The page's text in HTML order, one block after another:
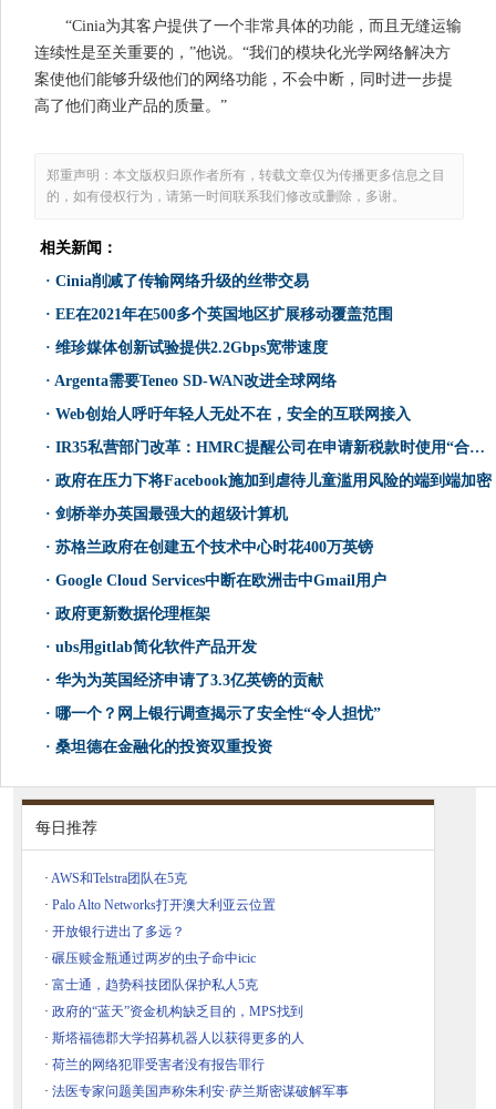
“Cinia为其客户提供了一个非常具体的功能，而且无缝运输
连续性是至关重要的，”他说。“我们的模块化光学网络解决方
案使他们能够升级他们的网络功能，不会中断，同时进一步提
高了他们商业产品的质量。”
郑重声明：本文版权归原作者所有，转载文章仅为传播更多信息之目
的，如有侵权行为，请第一时间联系我们修改或删除，多谢。
相关新闻：
· Cinia削减了传输网络升级的丝带交易
· EE在2021年在500多个英国地区扩展移动覆盖范围
· 维珍媒体创新试验提供2.2Gbps宽带速度
· Argenta需要Teneo SD-WAN改进全球网络
· Web创始人呼吁年轻人无处不在，安全的互联网接入
· IR35私营部门改革：HMRC提醒公司在申请新税款时使用“合理的小心”
· 政府在压力下将Facebook施加到虐待儿童滥用风险的端到端加密
· 剑桥举办英国最强大的超级计算机
· 苏格兰政府在创建五个技术中心时花400万英镑
· Google Cloud Services中断在欧洲击中Gmail用户
· 政府更新数据伦理框架
· ubs用gitlab简化软件产品开发
· 华为为英国经济申请了3.3亿英镑的贡献
· 哪一个？网上银行调查揭示了安全性“令人担忧”
· 桑坦德在金融化的投资双重投资
每日推荐
· AWS和Telstra团队在5克
· Palo Alto Networks打开澳大利亚云位置
· 开放银行进出了多远？
· 碾压赎金瓶通过两岁的虫子命中icic
· 富士通，趋势科技团队保护私人5克
· 政府的“蓝天”资金机构缺乏目的，MPS找到
· 斯塔福德郡大学招募机器人以获得更多的人
· 荷兰的网络犯罪受害者没有报告罪行
· 法医专家问题美国声称朱利安·萨兰斯密谋破解军事